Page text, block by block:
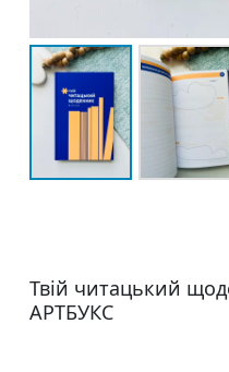
Твій читацький
АРТБУКС